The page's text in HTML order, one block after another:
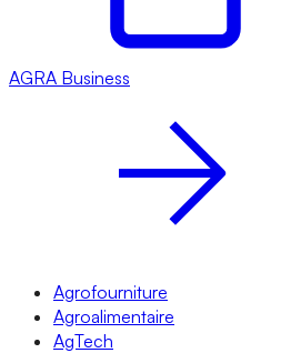
AGRA Business
Agrofourniture
Agroalimentaire
AgTech